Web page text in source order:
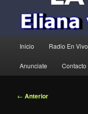
principal
Inicio Radio En Vivo
Anunciate Contacto
Navegación
← Anterior